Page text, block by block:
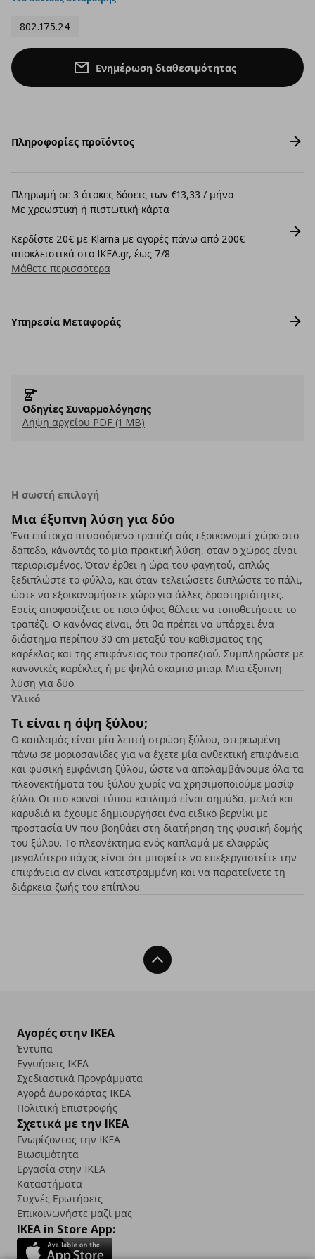
802.175.24
Ενημέρωση διαθεσιμότητας
Πληροφορίες προϊόντος
Πληρωμή σε 3 άτοκες δόσεις των €13,33 / μήνα
Με χρεωστική ή πιστωτική κάρτα
Κερδίστε 20€ με Klarna με αγορές πάνω από 200€
αποκλειστικά στο IKEA.gr, έως 7/8
Μάθετε περισσότερα
Υπηρεσία Μεταφοράς
Οδηγίες Συναρμολόγησης
Λήψη αρχείου PDF (1 MB)
Η σωστή επιλογή
Μια έξυπνη λύση για δύο
Ένα επίτοιχο πτυσσόμενο τραπέζι σάς εξοικονομεί χώρο στο
δάπεδο, κάνοντάς το μία πρακτική λύση, όταν ο χώρος είναι
περιορισμένος. Όταν έρθει η ώρα του φαγητού, απλώς
ξεδιπλώστε το φύλλο, και όταν τελειώσετε διπλώστε το πάλι,
ώστε να εξοικονομήσετε χώρο για άλλες δραστηριότητες.
Εσείς αποφασίζετε σε ποιο ύψος θέλετε να τοποθετήσετε το
τραπέζι. Ο κανόνας είναι, ότι θα πρέπει να υπάρχει ένα
διάστημα περίπου 30 cm μεταξύ του καθίσματος της
καρέκλας και της επιφάνειας του τραπεζιού. Συμπληρώστε με
κανονικές καρέκλες ή με ψηλά σκαμπό μπαρ. Μια έξυπνη
λύση για δύο.
Υλικό
Τι είναι η όψη ξύλου;
Ο καπλαμάς είναι μία λεπτή στρώση ξύλου, στερεωμένη
πάνω σε μοριοσανίδες για να έχετε μία ανθεκτική επιφάνεια
και φυσική εμφάνιση ξύλου, ώστε να απολαμβάνουμε όλα τα
πλεονεκτήματα του ξύλου χωρίς να χρησιμοποιούμε μασίφ
ξύλο. Οι πιο κοινοί τύπου καπλαμά είναι σημύδα, μελιά και
καρυδιά κι έχουμε δημιουργήσει ένα ειδικό βερνίκι με
προστασία UV που βοηθάει στη διατήρηση της φυσική δομής
του ξύλου. Το πλεονέκτημα ενός καπλαμά με ελαφρώς
μεγαλύτερο πάχος είναι ότι μπορείτε να επεξεργαστείτε την
επιφάνεια αν είναι κατεστραμμένη και να παρατείνετε τη
διάρκεια ζωής του επίπλου.
Back To Top
Αγορές στην IKEA
Έντυπα
Εγγυήσεις IKEA
Σχεδιαστικά Προγράμματα
Αγορά Δωρoκάρτας IKEA
Πολιτική Επιστροφής
Σχετικά με την IKEA
Γνωρίζοντας την IKEA
Βιωσιμότητα
Εργασία στην IKEA
Καταστήματα
Συχνές Ερωτήσεις
Επικοινωνήστε μαζί μας
IKEA in Store App: